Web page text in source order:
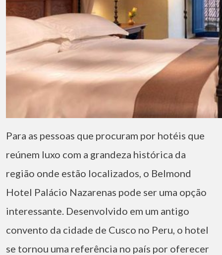
Para as pessoas que procuram por hotéis que
reúnem luxo com a grandeza histórica da
região onde estão localizados, o Belmond
Hotel Palácio Nazarenas pode ser uma opção
interessante. Desenvolvido em um antigo
convento da cidade de Cusco no Peru, o hotel
se tornou uma referência no país por oferecer